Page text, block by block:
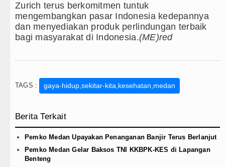
Zurich terus berkomitmen tuntuk
mengembangkan pasar Indonesia kedepannya
dan menyediakan produk perlindungan terbaik
bagi masyarakat di Indonesia.(ME)red
TAGS : gaya-hidup,sekitar-kita,kesehatan,medan
Berita Terkait
Pemko Medan Upayakan Penanganan Banjir Terus Berlanjut
Pemko Medan Gelar Baksos TNI KKBPK-KES di Lapangan
Benteng